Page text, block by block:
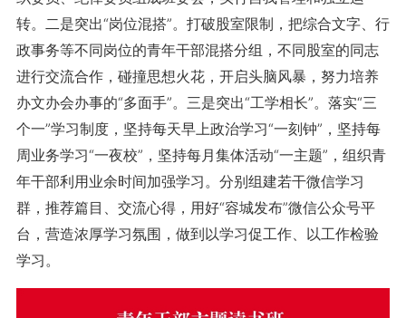
转。二是突出“岗位混搭”。打破股室限制，把综合文字、行
政事务等不同岗位的青年干部混搭分组，不同股室的同志
进行交流合作，碰撞思想火花，开启头脑风暴，努力培养
办文办会办事的“多面手”。三是突出“工学相长”。落实“三
个一”学习制度，坚持每天早上政治学习“一刻钟”，坚持每
周业务学习“一夜校”，坚持每月集体活动“一主题”，组织青
年干部利用业余时间加强学习。分别组建若干微信学习
群，推荐篇目、交流心得，用好“容城发布”微信公众号平
台，营造浓厚学习氛围，做到以学习促工作、以工作检验
学习。